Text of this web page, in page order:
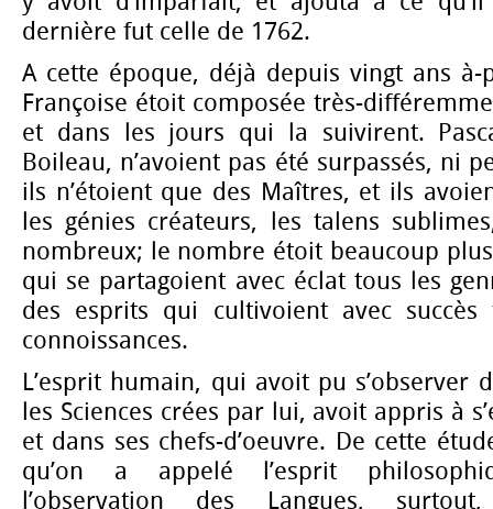
dernière fut celle de 1762.
A cette époque, déjà depuis vingt ans à-
Françoise étoit composée très-
et dans les jours qui la suivirent.
Boileau, n’avoient pas été surpassés, ni
ils n’étoient que des Maîtres, et ils
les génies créateurs, les talens
nombreux; le nombre étoit beaucoup
qui se partagoient avec éclat tous les
des esprits qui cultivoient avec
connoissances.
L’esprit humain, qui avoit pu s’observer
les Sciences crées par lui, avoit appris à
et dans ses chefs-d’oeuvre. De cette
qu’on a appelé l’esprit
l’observation des Langues,